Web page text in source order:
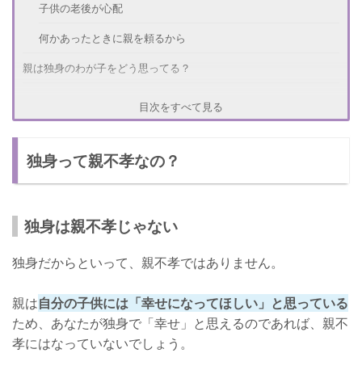
子供の老後が心配
何かあったときに親を頼るから
親は独身のわが子をどう思ってる？
支え合う人を作ってほしい
親不孝だと思われたくない！結婚する方法は？
出会いの場へ足を運ぶ
独身から抜け出そう！
目次をすべて見る
独身って親不孝なの？
独身は親不孝じゃない
独身だからといって、親不孝ではありません。
親は自分の子供には「幸せになってほしい」と思っている
ため、あなたが独身で「幸せ」と思えるのであれば、親不
孝にはなっていないでしょう。